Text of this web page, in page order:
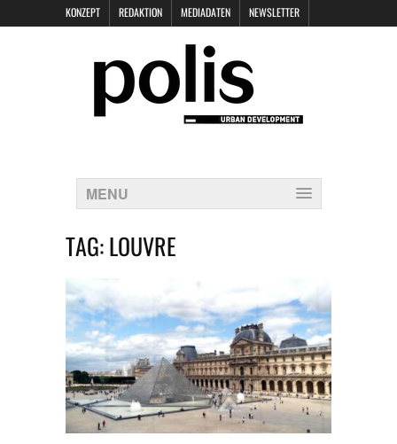
KONZEPT REDAKTION MEDIADATEN NEWSLETTER
DATENSCHUTZ
MENU
TAG:LOUVRE